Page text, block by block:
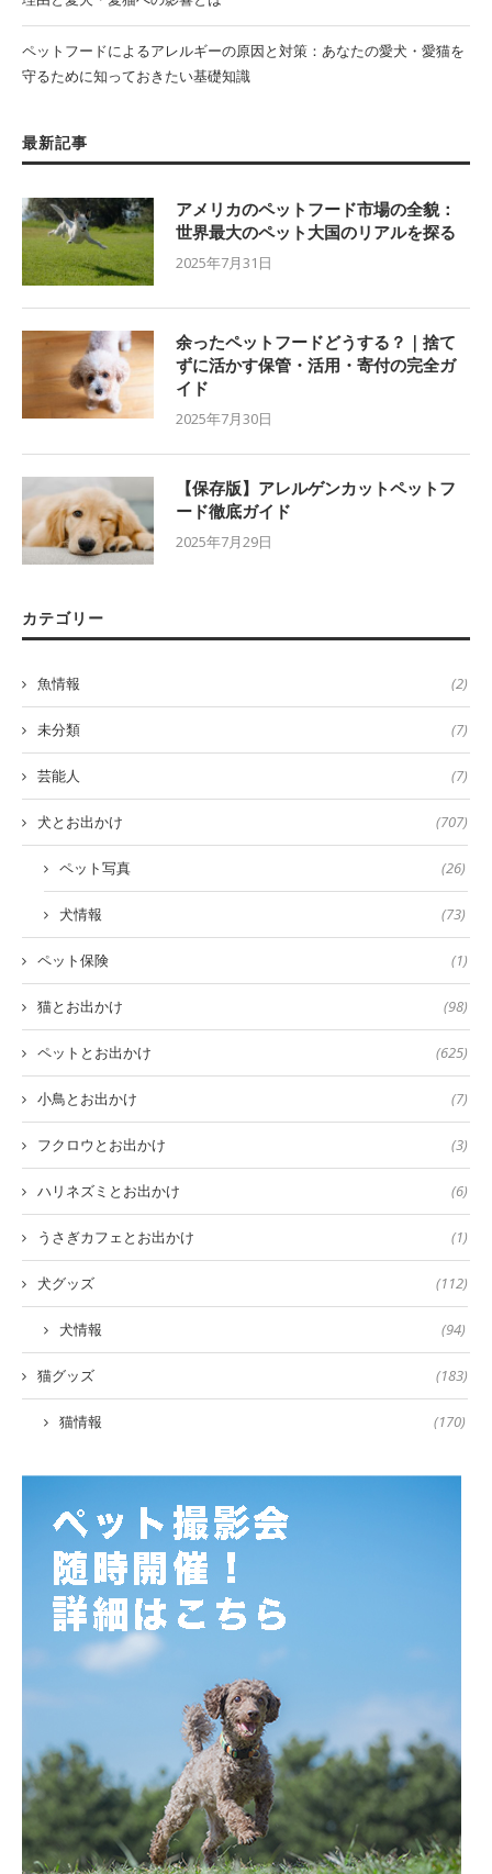
ペットフードによるアレルギーの原因と対策：あなたの愛犬・愛猫を
守るために知っておきたい基礎知識
最新記事
アメリカのペットフード市場の全貌：
世界最大のペット大国のリアルを探る
2025年7月31日
余ったペットフードどうする？｜捨て
ずに活かす保管・活用・寄付の完全ガ
イド
2025年7月30日
【保存版】アレルゲンカットペットフ
ード徹底ガイド
2025年7月29日
カテゴリー
魚情報 (2)
未分類 (7)
芸能人 (7)
犬とお出かけ (707)
ペット写真 (26)
犬情報 (73)
ペット保険 (1)
猫とお出かけ (98)
ペットとお出かけ (625)
小鳥とお出かけ (7)
フクロウとお出かけ (3)
ハリネズミとお出かけ (6)
うさぎカフェとお出かけ (1)
犬グッズ (112)
犬情報 (94)
猫グッズ (183)
猫情報 (170)